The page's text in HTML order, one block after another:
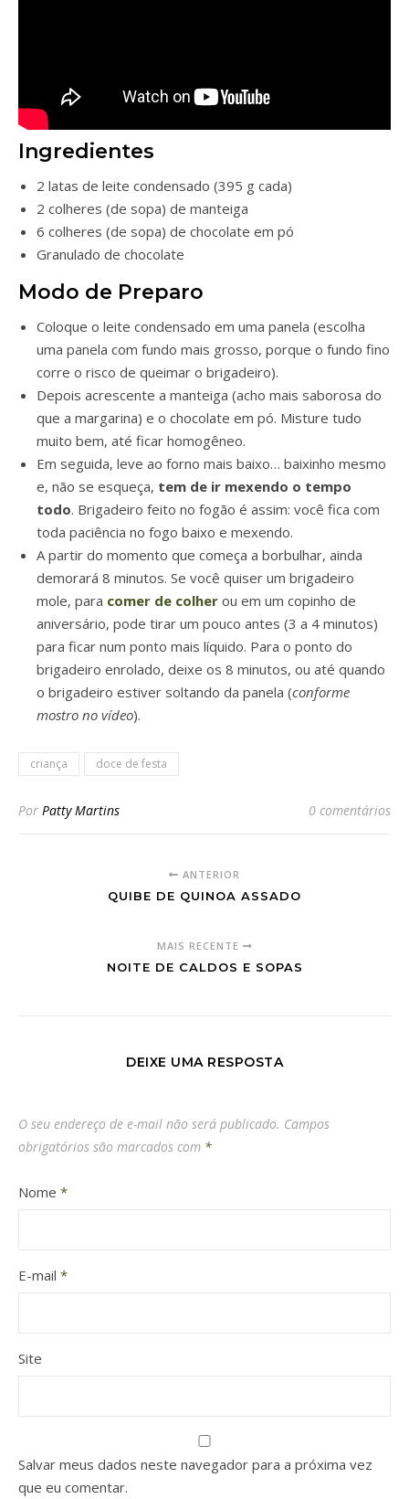
Ingredientes
2 latas de leite condensado (395 g cada)
2 colheres (de sopa) de manteiga
6 colheres (de sopa) de chocolate em pó
Granulado de chocolate
Modo de Preparo
Coloque o leite condensado em uma panela (escolha
uma panela com fundo mais grosso, porque o fundo fino
corre o risco de queimar o brigadeiro).
Depois acrescente a manteiga (acho mais saborosa do
que a margarina) e o chocolate em pó. Misture tudo
muito bem, até ficar homogêneo.
Em seguida, leve ao forno mais baixo… baixinho mesmo
e, não se esqueça, tem de ir mexendo o tempo
todo. Brigadeiro feito no fogão é assim: você fica com
toda paciência no fogo baixo e mexendo.
A partir do momento que começa a borbulhar, ainda
demorará 8 minutos. Se você quiser um brigadeiro
mole, para comer de colher ou em um copinho de
aniversário, pode tirar um pouco antes (3 a 4 minutos)
para ficar num ponto mais líquido. Para o ponto do
brigadeiro enrolado, deixe os 8 minutos, ou até quando
o brigadeiro estiver soltando da panela (conforme
mostro no vídeo).
criança doce de festa
Por Patty Martins 0 comentários
ANTERIOR
QUIBE DE QUINOA ASSADO
MAIS RECENTE
NOITE DE CALDOS E SOPAS
DEIXE UMA RESPOSTA
O seu endereço de e-mail não será publicado. Campos
obrigatórios são marcados com *
Nome *
E-mail *
Site
Salvar meus dados neste navegador para a próxima vez
que eu comentar.